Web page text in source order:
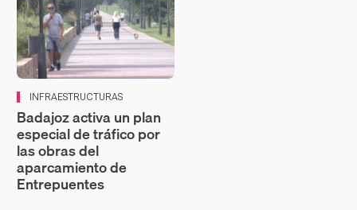
INFRAESTRUCTURAS
Badajoz activa un plan
especial de tráfico por
las obras del
aparcamiento de
Entrepuentes